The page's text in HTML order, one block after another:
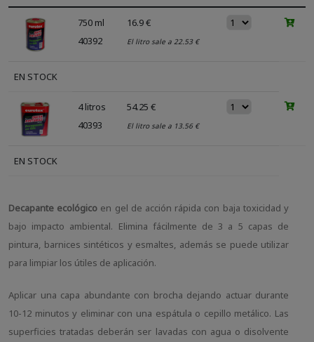
750 ml
40392
16.9 €
El litro sale a 22.53 €
EN STOCK
4 litros
40393
54.25 €
El litro sale a 13.56 €
EN STOCK
Decapante ecológico en gel de acción rápida con baja toxicidad y
bajo impacto ambiental. Elimina fácilmente de 3 a 5 capas de
pintura, barnices sintéticos y esmaltes, además se puede utilizar
para limpiar los útiles de aplicación.
Aplicar una capa abundante con brocha dejando actuar durante
10-12 minutos y eliminar con una espátula o cepillo metálico. Las
superficies tratadas deberán ser lavadas con agua o disolvente